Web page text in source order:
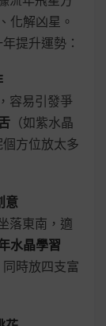
化解凶星。
提升運勢：
容易引發爭
（如紫水晶
方位放太多
意
落東南，適
水晶學習
同時放四支富